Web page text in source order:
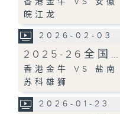
皖江龙
2026-02-03
2025-26全国…
香港金牛 VS 盐南
苏科雄狮
2026-01-23